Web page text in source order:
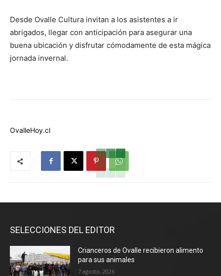
Desde Ovalle Cultura invitan a los asistentes a ir
abrigados, llegar con anticipación para asegurar una
buena ubicación y disfrutar cómodamente de esta mágica
jornada invernal.
OvalleHoy.cl
SELECCIONES DEL EDITOR
Crianceros de Ovalle recibieron alimento
para sus animales
7 agosto, 2026